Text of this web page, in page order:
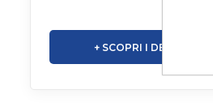
+ SCOPRI I DETTAGLI